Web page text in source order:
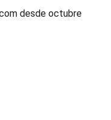
desde octubre